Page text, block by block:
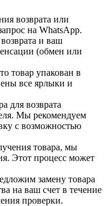
возврата или
на WhatsApp.
и ваш
(обмен или
товар упакован в
все ярлыки и
для возврата
Мы рекомендуем
с возможностью
товара, мы
Этот процесс может
замену товара
на ваш счет в течение
проверки.